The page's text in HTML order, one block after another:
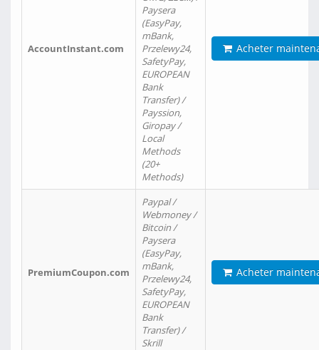
AccountInstant.com
Paysera
(EasyPay,
mBank,
Przelewy24,
SafetyPay,
EUROPEAN
Bank
Transfer) /
Payssion,
Giropay /
Local
Methods
(20+
Methods)
Acheter
PremiumCoupon.com
Paypal /
Webmoney /
Bitcoin /
Paysera
(EasyPay,
mBank,
Przelewy24,
SafetyPay,
EUROPEAN
Bank
Transfer) /
Skrill
Acheter